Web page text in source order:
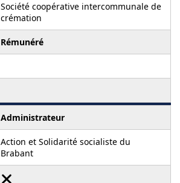
Société coopérative intercommunale de
crémation
Rémunéré
Administrateur
Action et Solidarité socialiste du
Brabant